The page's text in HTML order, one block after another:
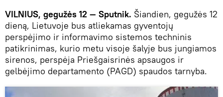
VILNIUS, gegužės 12 — Sputnik. Šiandien, gegužės 12
dieną, Lietuvoje bus atliekamas gyventojų
perspėjimo ir informavimo sistemos techninis
patikrinimas, kurio metu visoje šalyje bus jungiamos
sirenos, perspėja Priešgaisrinės apsaugos ir
gelbėjimo departamento (PAGD) spaudos tarnyba.